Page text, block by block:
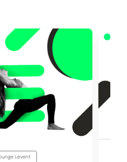
Levent